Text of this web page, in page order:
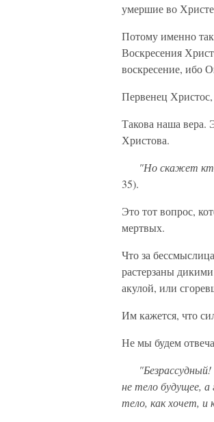
умершие во
Потому именно
Воскресения
воскресение, ибо
Первенец
Такова наша вера.
Христова.
"Но скажет кто-
35).
Это тот вопрос,
мертвых.
Что за
растерзаны
акулой, или
Им кажется, что
Не мы будем
"Безрассудный!
не тело будущее, а
тело, как хочет, и